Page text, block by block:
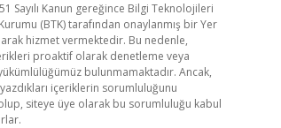
Sayılı Kanun gereğince Bilgi Teknolojileri
(BTK) tarafından onaylanmış bir Yer
hizmet vermektedir. Bu nedenle,
proaktif olarak denetleme veya
bulunmamaktadır. Ancak,
içeriklerin sorumluluğunu
siteye üye olarak bu sorumluluğu kabul